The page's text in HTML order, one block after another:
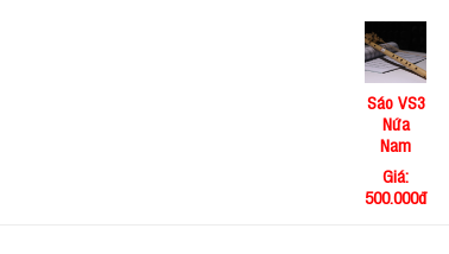
Sáo VS3
Nứa
Nam
Giá:
500.000đ